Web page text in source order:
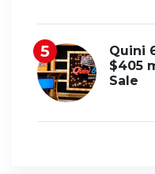
Quini
$405
Sale